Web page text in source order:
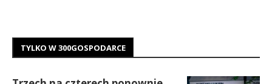
TYLKO W 300GOSPODARCE